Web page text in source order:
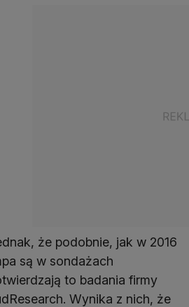
że podobnie, jak w 2016
są w sondażach
to badania firmy
Wynika z nich, że